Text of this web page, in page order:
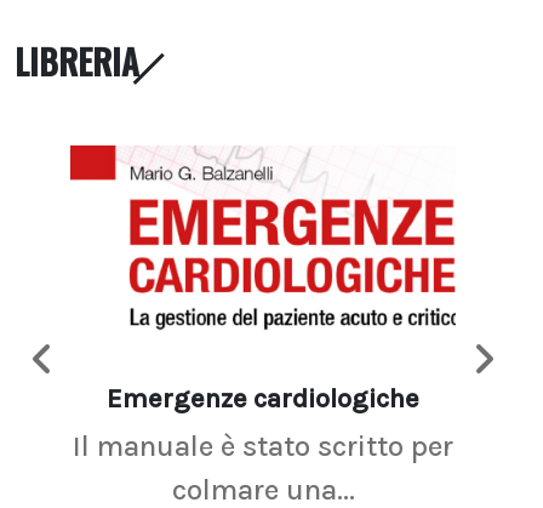
LIBRERIA
Emergenze cardiologiche
Il manuale è stato scritto per
colmare una...